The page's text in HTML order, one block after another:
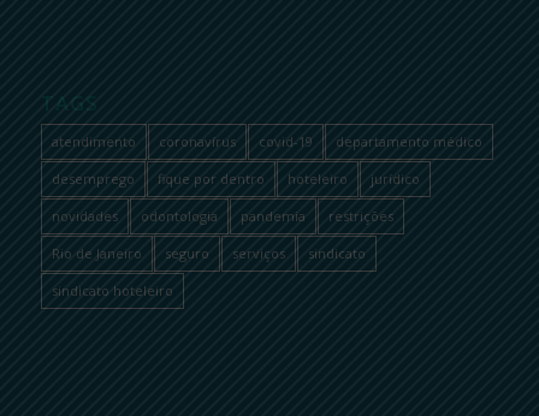
TAGS
atendimento coronavírus covid-19 departamento médico
desemprego fique por dentro hoteleiro jurídico
novidades odontologia pandemia restrições
Rio de Janeiro seguro serviços sindicato
sindicato hoteleiro